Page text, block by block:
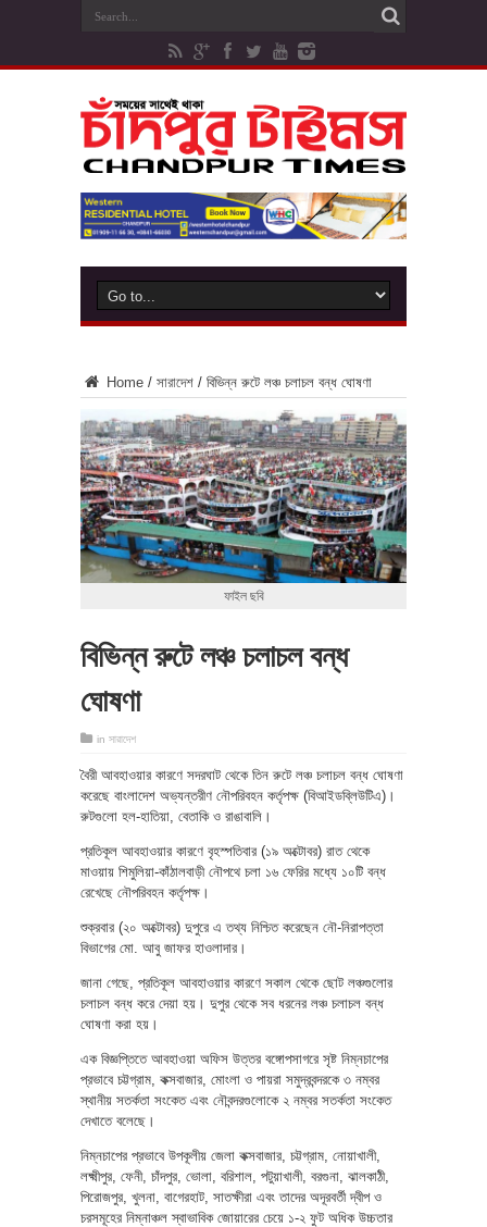
Home / সারাদেশ / বিভিন্ন রুটে লঞ্চ চলাচল বন্ধ ঘোষণা
ফাইল ছবি
বিভিন্ন রুটে লঞ্চ চলাচল বন্ধ
ঘোষণা
in সারাদেশ
বৈরী আবহাওয়ার কারণে সদরঘাট থেকে তিন রুটে লঞ্চ চলাচল বন্ধ ঘোষণা
করেছে বাংলাদেশ অভ্যন্তরীণ নৌপরিবহন কর্তৃপক্ষ (বিআইডব্লিউটিএ)।
রুটগুলো হল-হাতিয়া, বেতাকি ও রাঙাবালি।
প্রতিকূল আবহাওয়ার কারণে বৃহস্পতিবার (১৯ অক্টোবর) রাত থেকে
মাওয়ায় শিমুলিয়া-কাঁঠালবাড়ী নৌপথে চলা ১৬ ফেরির মধ্যে ১০টি বন্ধ
রেখেছে নৌপরিবহন কর্তৃপক্ষ।
শুক্রবার (২০ অক্টোবর) দুপুরে এ তথ্য নিশ্চিত করেছেন নৌ-নিরাপত্তা
বিভাগের মো. আবু জাফর হাওলাদার।
জানা গেছে, প্রতিকূল আবহাওয়ার কারণে সকাল থেকে ছোট লঞ্চগুলোর
চলাচল বন্ধ করে দেয়া হয়। দুপুর থেকে সব ধরনের লঞ্চ চলাচল বন্ধ
ঘোষণা করা হয়।
এক বিজ্ঞপ্তিতে আবহাওয়া অফিস উত্তর বঙ্গোপসাগরে সৃষ্ট নিম্নচাপের
প্রভাবে চট্টগ্রাম, কক্সবাজার, মোংলা ও পায়রা সমুদ্রবন্দরকে ৩ নম্বর
স্থানীয় সতর্কতা সংকেত এবং নৌবন্দরগুলোকে ২ নম্বর সতর্কতা সংকেত
দেখাতে বলেছে।
নিম্নচাপের প্রভাবে উপকূলীয় জেলা কক্সবাজার, চট্টগ্রাম, নোয়াখালী,
লক্ষ্মীপুর, ফেনী, চাঁদপুর, ভোলা, বরিশাল, পটুয়াখালী, বরগুনা, ঝালকাঠী,
পিরোজপুর, খুলনা, বাগেরহাট, সাতক্ষীরা এবং তাদের অদূরবর্তী দ্বীপ ও
চরসমূহের নিম্নাঞ্চল স্বাভাবিক জোয়ারের চেয়ে ১-২ ফুট অধিক উচ্চতার